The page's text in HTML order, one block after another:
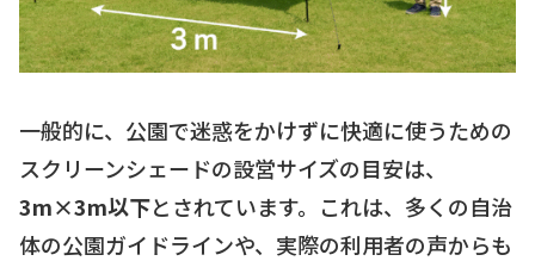
一般的に、公園で迷惑をかけずに快適に使うための
スクリーンシェードの設営サイズの目安は、
3m×3m以下とされています。これは、多くの自治
体の公園ガイドラインや、実際の利用者の声からも